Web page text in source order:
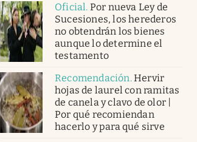
Oficial. Por nueva Ley de
Sucesiones, los herederos
no obtendrán los bienes
aunque lo determine el
testamento
Recomendación.Hervir
hojas de laurel con ramitas
de canela y clavo de olor |
Por qué recomiendan
hacerlo y para qué sirve